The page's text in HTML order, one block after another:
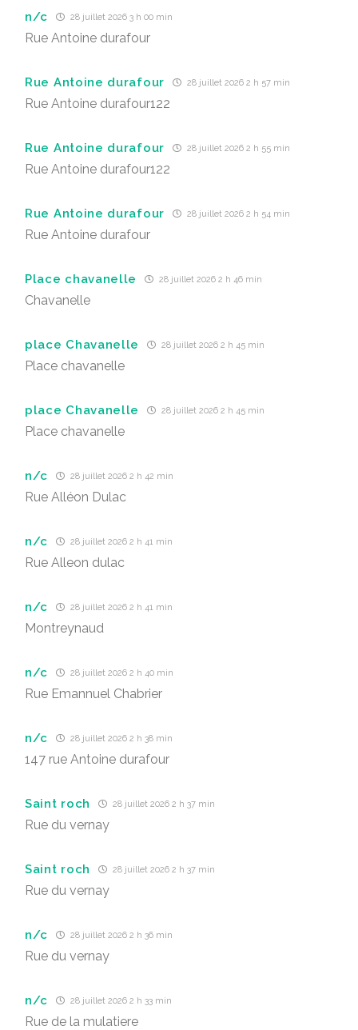
n/c 28 juillet 2026 3 h 00 min
Rue Antoine durafour
Rue Antoine durafour 28 juillet 2026 2 h 57 min
Rue Antoine durafour122
Rue Antoine durafour 28 juillet 2026 2 h 55 min
Rue Antoine durafour122
Rue Antoine durafour 28 juillet 2026 2 h 54 min
Rue Antoine durafour
Place chavanelle 28 juillet 2026 2 h 46 min
Chavanelle
place Chavanelle 28 juillet 2026 2 h 45 min
Place chavanelle
place Chavanelle 28 juillet 2026 2 h 45 min
Place chavanelle
n/c 28 juillet 2026 2 h 42 min
Rue Alléon Dulac
n/c 28 juillet 2026 2 h 41 min
Rue Alleon dulac
n/c 28 juillet 2026 2 h 41 min
Montreynaud
n/c 28 juillet 2026 2 h 40 min
Rue Emannuel Chabrier
n/c 28 juillet 2026 2 h 38 min
147 rue Antoine durafour
Saint roch 28 juillet 2026 2 h 37 min
Rue du vernay
Saint roch 28 juillet 2026 2 h 37 min
Rue du vernay
n/c 28 juillet 2026 2 h 36 min
Rue du vernay
n/c 28 juillet 2026 2 h 33 min
Rue de la mulatiere